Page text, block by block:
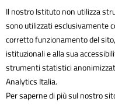
Il nostro Istituto non utilizza
sono utilizzati esclusivamente
corretto funzionamento del
istituzionali e alla sua
strumenti statistici
Analytics Italia.
Per saperne di più sul nostro